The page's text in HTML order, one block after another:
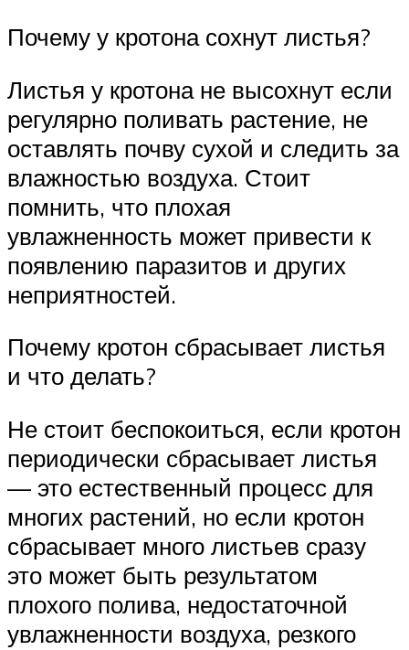
Почему у кротона сохнут листья?
Листья у кротона не высохнут если
регулярно поливать растение, не
оставлять почву сухой и следить за
влажностью воздуха. Стоит
помнить, что плохая
увлажненность может привести к
появлению паразитов и других
неприятностей.
Почему кротон сбрасывает листья
и что делать?
Не стоит беспокоиться, если кротон
периодически сбрасывает листья
— это естественный процесс для
многих растений, но если кротон
сбрасывает много листьев сразу
это может быть результатом
плохого полива, недостаточной
увлажненности воздуха, резкого